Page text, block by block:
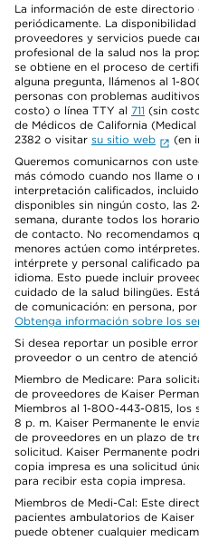
La información de este directorio
periódicamente. La
proveedores y servicios puede
profesional de la salud nos la
se obtiene en el proceso de
alguna pregunta, llámenos al 1-
personas con problemas
costo) o línea TTY al 711 (sin
de Médicos de California
2382 o visitar su sitio web
(en
Queremos comunicarnos con
más cómodo cuando nos llame o
interpretación calificados,
disponibles sin ningún costo, las
semana, durante todos los
de contacto. No recomendamos
menores actúen como
intérprete y personal calificado
idioma. Esto puede incluir
cuidado de la salud bilingües.
de comunicación: en persona,
Obtenga información sobre los
Si desea reportar un posible
proveedor o un centro de
Miembro de Medicare: Para
de proveedores de Kaiser
Miembros al 1-800-443-0815, los
8 p. m. Kaiser Permanente le
de proveedores en un plazo de
solicitud. Kaiser Permanente
copia impresa es una solicitud
para recibir esta copia impresa.
Miembros de Medi-Cal: Este
pacientes ambulatorios de Kaiser
puede obtener cualquier